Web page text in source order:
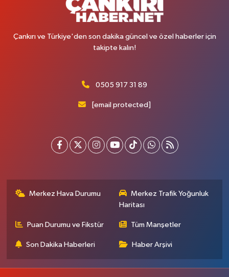
Çankırı ve Türkiye'den son dakika güncel ve özel haberler için
takipte kalın!
0505 917 31 89
[email protected]
Merkez Hava Durumu
Merkez Trafik Yoğunluk
Haritası
Puan Durumu ve Fikstür Tüm Manşetler
Son Dakika Haberleri Haber Arşivi